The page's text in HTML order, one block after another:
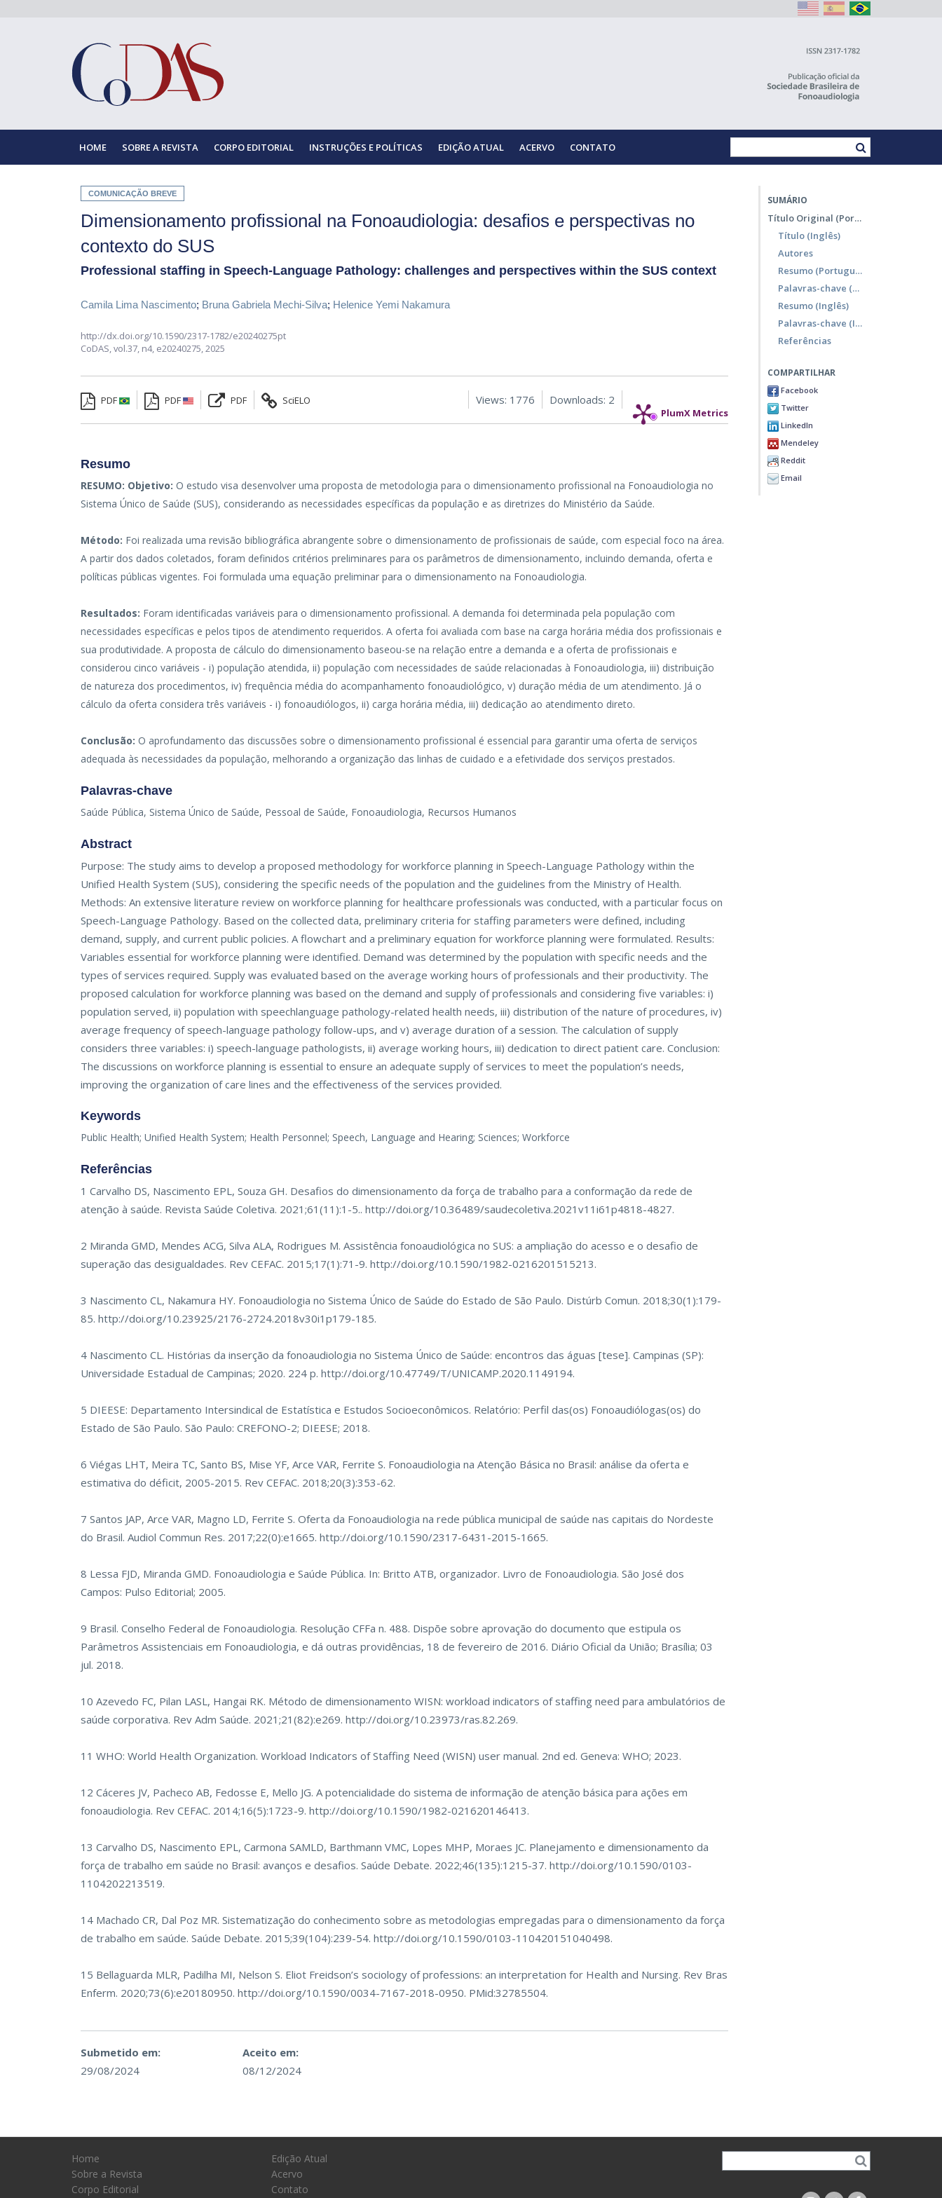
HOME SOBRE A REVISTA CORPO EDITORIAL INSTRUÇÕES E POLÍTICAS EDIÇÃO ATUAL ACERVO CONTATO
COMUNICAÇÃO BREVE
Dimensionamento profissional na Fonoaudiologia: desafios e perspectivas no
contexto do SUS
Professional staffing in Speech-Language Pathology: challenges and perspectives within the SUS context
Camila Lima Nascimento; Bruna Gabriela Mechi-Silva; Helenice Yemi Nakamura
http://dx.doi.org/10.1590/2317-1782/e20240275pt
CoDAS,vol.37, n4, e20240275, 2025
PDF PDF PDF
SciELO
PlumX Metrics
Downloads: 2
Views: 1776
Resumo
RESUMO: Objetivo: O estudo visa desenvolver uma proposta de metodologia para o dimensionamento profissional na Fonoaudiologia no
Sistema Único de Saúde (SUS), considerando as necessidades específicas da população e as diretrizes do Ministério da Saúde.
Método: Foi realizada uma revisão bibliográfica abrangente sobre o dimensionamento de profissionais de saúde, com especial foco na área.
A partir dos dados coletados, foram definidos critérios preliminares para os parâmetros de dimensionamento, incluindo demanda, oferta e
políticas públicas vigentes. Foi formulada uma equação preliminar para o dimensionamento na Fonoaudiologia.
Resultados: Foram identificadas variáveis para o dimensionamento profissional. A demanda foi determinada pela população com
necessidades específicas e pelos tipos de atendimento requeridos. A oferta foi avaliada com base na carga horária média dos profissionais e
sua produtividade. A proposta de cálculo do dimensionamento baseou-se na relação entre a demanda e a oferta de profissionais e
considerou cinco variáveis - i) população atendida, ii) população com necessidades de saúde relacionadas à Fonoaudiologia, iii) distribuição
de natureza dos procedimentos, iv) frequência média do acompanhamento fonoaudiológico, v) duração média de um atendimento. Já o
cálculo da oferta considera três variáveis - i) fonoaudiólogos, ii) carga horária média, iii) dedicação ao atendimento direto.
Conclusão: O aprofundamento das discussões sobre o dimensionamento profissional é essencial para garantir uma oferta de serviços
adequada às necessidades da população, melhorando a organização das linhas de cuidado e a efetividade dos serviços prestados.
Palavras-chave
Saúde Pública, Sistema Único de Saúde, Pessoal de Saúde, Fonoaudiologia, Recursos Humanos
Abstract
Purpose: The study aims to develop a proposed methodology for workforce planning in Speech-Language Pathology within the
Unified Health System (SUS), considering the specific needs of the population and the guidelines from the Ministry of Health.
Methods: An extensive literature review on workforce planning for healthcare professionals was conducted, with a particular focus on
Speech-Language Pathology. Based on the collected data, preliminary criteria for staffing parameters were defined, including
demand, supply, and current public policies. A flowchart and a preliminary equation for workforce planning were formulated. Results:
Variables essential for workforce planning were identified. Demand was determined by the population with specific needs and the
types of services required. Supply was evaluated based on the average working hours of professionals and their productivity. The
proposed calculation for workforce planning was based on the demand and supply of professionals and considering five variables: i)
population served, ii) population with speechlanguage pathology-related health needs, iii) distribution of the nature of procedures, iv)
average frequency of speech-language pathology follow-ups, and v) average duration of a session. The calculation of supply
considers three variables: i) speech-language pathologists, ii) average working hours, iii) dedication to direct patient care. Conclusion:
The discussions on workforce planning is essential to ensure an adequate supply of services to meet the population’s needs,
improving the organization of care lines and the effectiveness of the services provided.
Keywords
Public Health; Unified Health System; Health Personnel; Speech, Language and Hearing; Sciences; Workforce
Referências
1 Carvalho DS, Nascimento EPL, Souza GH. Desafios do dimensionamento da força de trabalho para a conformação da rede de
atenção à saúde. Revista Saúde Coletiva. 2021;61(11):1-5.. http://doi.org/10.36489/saudecoletiva.2021v11i61p4818-4827.
2 Miranda GMD, Mendes ACG, Silva ALA, Rodrigues M. Assistência fonoaudiológica no SUS: a ampliação do acesso e o desafio de
superação das desigualdades. Rev CEFAC. 2015;17(1):71-9.http://doi.org/10.1590/1982-0216201515213.
3 Nascimento CL, Nakamura HY. Fonoaudiologia no Sistema Único de Saúde do Estado de São Paulo. Distúrb Comun. 2018;30(1):179-
85.http://doi.org/10.23925/2176-2724.2018v30i1p179-185.
4 Nascimento CL. Histórias da inserção da fonoaudiologia no Sistema Único de Saúde: encontros das águas [tese]. Campinas (SP):
Universidade Estadual de Campinas; 2020. 224 p.http://doi.org/10.47749/T/UNICAMP.2020.1149194.
5 DIEESE: Departamento Intersindical de Estatística e Estudos Socioeconômicos. Relatório: Perfil das(os) Fonoaudiólogas(os) do
Estado de São Paulo. São Paulo: CREFONO-2; DIEESE; 2018.
6 Viégas LHT, Meira TC, Santo BS, Mise YF, Arce VAR, Ferrite S. Fonoaudiologia na Atenção Básica no Brasil: análise da oferta e
estimativa do déficit, 2005-2015. Rev CEFAC. 2018;20(3):353-62.
7 Santos JAP, Arce VAR, Magno LD, Ferrite S. Oferta da Fonoaudiologia na rede pública municipal de saúde nas capitais do Nordeste
do Brasil. Audiol Commun Res. 2017;22(0):e1665.http://doi.org/10.1590/2317-6431-2015-1665.
8 Lessa FJD, Miranda GMD. Fonoaudiologia e Saúde Pública. In: Britto ATB, organizador. Livro de Fonoaudiologia. São José dos
Campos: Pulso Editorial; 2005.
9 Brasil. Conselho Federal de Fonoaudiologia. Resolução CFFa n. 488. Dispõe sobre aprovação do documento que estipula os
Parâmetros Assistenciais em Fonoaudiologia, e dá outras providências, 18 de fevereiro de 2016. Diário Oficial da União; Brasília; 03
jul. 2018.
10 Azevedo FC, Pilan LASL, Hangai RK. Método de dimensionamento WISN: workload indicators of staffing need para ambulatórios de
saúde corporativa. Rev Adm Saúde. 2021;21(82):e269.http://doi.org/10.23973/ras.82.269.
11 WHO: World Health Organization. Workload Indicators of Staffing Need (WISN) user manual. 2nd ed. Geneva: WHO; 2023.
12 Cáceres JV, Pacheco AB, Fedosse E, Mello JG. A potencialidade do sistema de informação de atenção básica para ações em
fonoaudiologia. Rev CEFAC. 2014;16(5):1723-9.http://doi.org/10.1590/1982-021620146413.
13 Carvalho DS, Nascimento EPL, Carmona SAMLD, Barthmann VMC, Lopes MHP, Moraes JC. Planejamento e dimensionamento da
força de trabalho em saúde no Brasil: avanços e desafios. Saúde Debate. 2022;46(135):1215-37.http://doi.org/10.1590/0103-
1104202213519.
14 Machado CR, Dal Poz MR. Sistematização do conhecimento sobre as metodologias empregadas para o dimensionamento da força
de trabalho em saúde. Saúde Debate. 2015;39(104):239-54.http://doi.org/10.1590/0103-110420151040498.
15 Bellaguarda MLR, Padilha MI, Nelson S. Eliot Freidson’s sociology of professions: an interpretation for Health and Nursing. Rev Bras
Enferm. 2020;73(6):e20180950.http://doi.org/10.1590/0034-7167-2018-0950. PMid:32785504.
Submetido em:
29/08/2024
Aceito em:
08/12/2024
SUMÁRIO
Título Original (Português)
Título (Inglês)
Autores
Resumo (Português)
Palavras-chave (Português)
Resumo (Inglês)
Palavras-chave (Inglês)
Referências
COMPARTILHAR
Facebook
Twitter
LinkedIn
Mendeley
Reddit
Email
Home
Sobre a Revista
Corpo Editorial
Edição Atual
Acervo
Contato